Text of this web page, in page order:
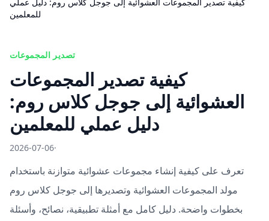
للمعلمين
تصدير المجموعات
كيفية تصدير المجموعات
العشوائية إلى جوجل كلاس روم:
دليل عملي للمعلمين
2026-07-06·
تعرف على كيفية إنشاء مجموعات عشوائية متوازنة باستخدام
مولد المجموعات العشوائية وتصديرها إلى جوجل كلاس روم
بخطوات واضحة. دليل كامل مع أمثلة تطبيقية، نصائح، وأسئلة